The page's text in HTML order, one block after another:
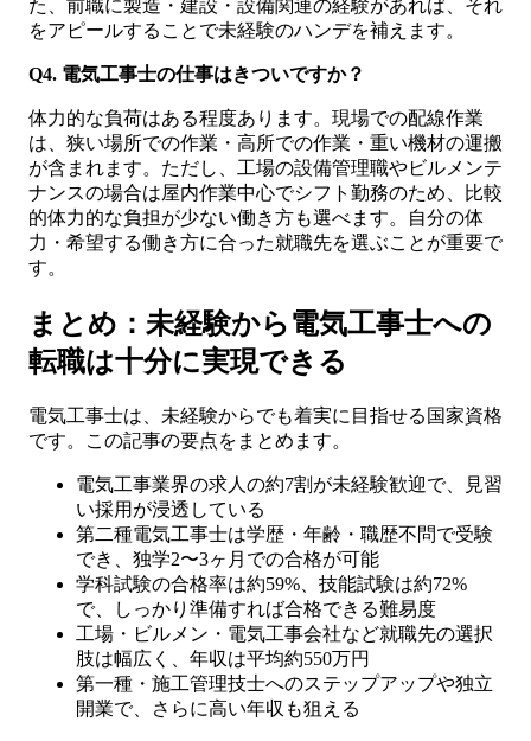
た、前職に製造・建設・設備関連の経験があれば、それ
をアピールすることで未経験のハンデを補えます。
Q4. 電気工事士の仕事はきついですか？
体力的な負荷はある程度あります。現場での配線作業
は、狭い場所での作業・高所での作業・重い機材の運搬
が含まれます。ただし、工場の設備管理職やビルメンテ
ナンスの場合は屋内作業中心でシフト勤務のため、比較
的体力的な負担が少ない働き方も選べます。自分の体
力・希望する働き方に合った就職先を選ぶことが重要で
す。
まとめ：未経験から電気工事士への
転職は十分に実現できる
電気工事士は、未経験からでも着実に目指せる国家資格
です。この記事の要点をまとめます。
電気工事業界の求人の約7割が未経験歓迎で、見習
い採用が浸透している
第二種電気工事士は学歴・年齢・職歴不問で受験
でき、独学2〜3ヶ月での合格が可能
学科試験の合格率は約59%、技能試験は約72%
で、しっかり準備すれば合格できる難易度
工場・ビルメン・電気工事会社など就職先の選択
肢は幅広く、年収は平均約550万円
第一種・施工管理技士へのステップアップや独立
開業で、さらに高い年収も狙える